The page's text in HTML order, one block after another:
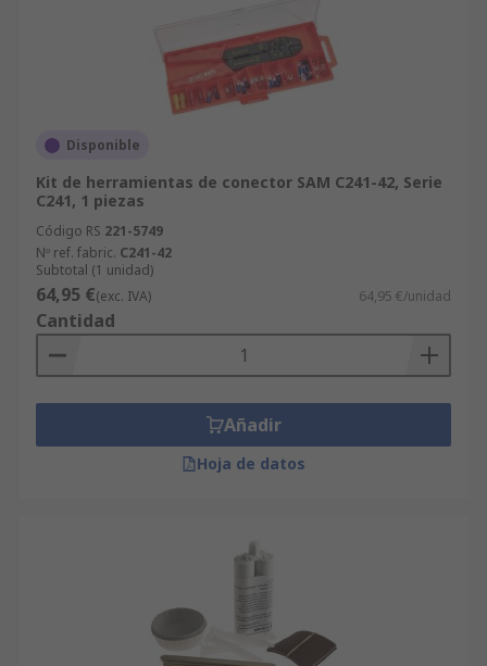
Disponible
Kit de herramientas de conector SAM C241-42, Serie
C241, 1 piezas
Código RS 221-5749
Nº ref. fabric. C241-42
Subtotal (1 unidad)
64,95 €(exc. IVA) 64,95 €/unidad
Cantidad
Añadir
Hoja de datos